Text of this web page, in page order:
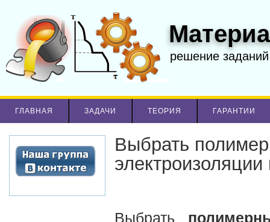
решение
ГЛАВНАЯ ЗАДАЧИ ТЕОРИЯ ГАРАНТИИ
Выбрать
Выбрать